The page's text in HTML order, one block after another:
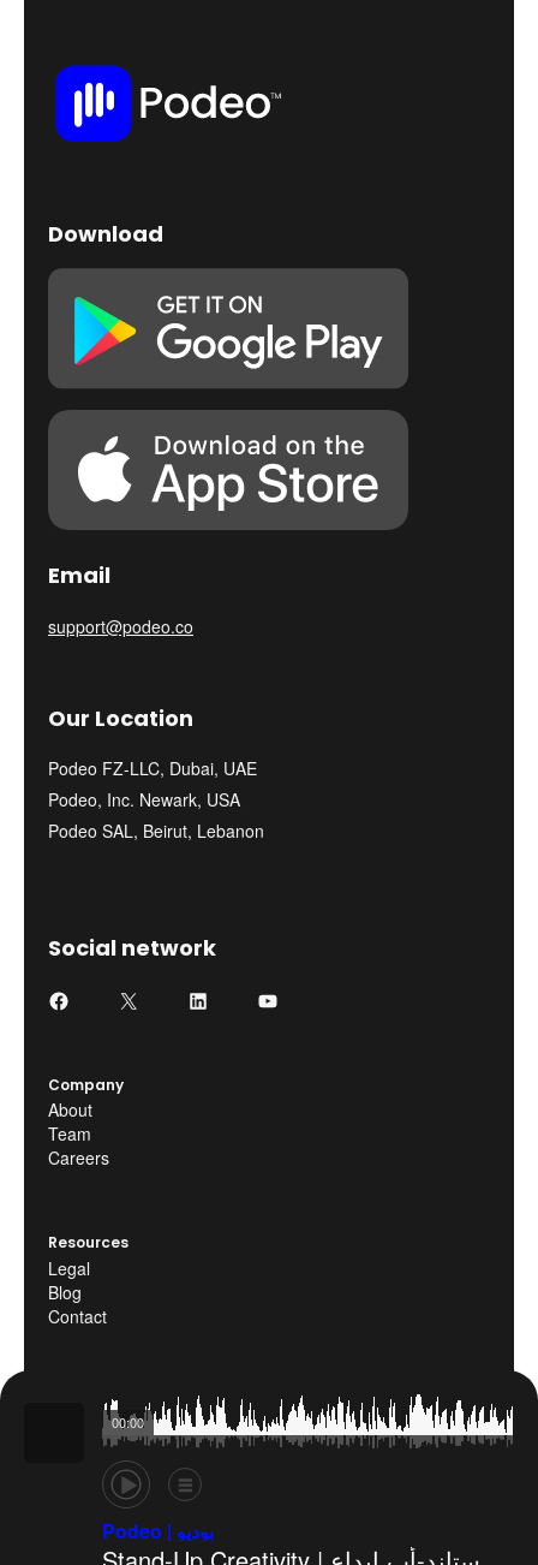
Download
Email
support@podeo.co
Our Location
Podeo FZ-LLC, Dubai, UAE
Podeo, Inc. Newark, USA
Podeo SAL, Beirut, Lebanon
Social network
Company
About
Team
Careers
Resources
Legal
Blog
Contact
©Podeo 2025. All rights reserved.
00:00
Podeo | بوديو